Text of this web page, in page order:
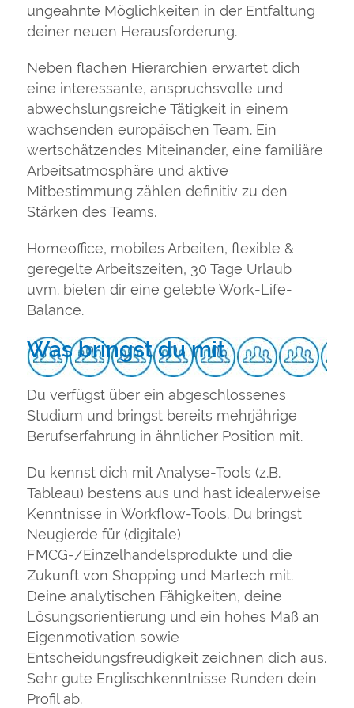
ungeahnte Möglichkeiten in der Entfaltung
deiner neuen Herausforderung.
Neben flachen Hierarchien erwartet dich
eine interessante, anspruchsvolle und
abwechslungsreiche Tätigkeit in einem
wachsenden europäischen Team. Ein
wertschätzendes Miteinander, eine familiäre
Arbeitsatmosphäre und aktive
Mitbestimmung zählen definitiv zu den
Stärken des Teams.
Homeoffice, mobiles Arbeiten, flexible &
geregelte Arbeitszeiten, 30 Tage Urlaub
uvm. bieten dir eine gelebte Work-Life-
Balance.
Was bringst du mit
Du verfügst über ein abgeschlossenes
Studium und bringst bereits mehrjährige
Berufserfahrung in ähnlicher Position mit.
Du kennst dich mit Analyse-Tools (z.B.
Tableau) bestens aus und hast idealerweise
Kenntnisse in Workflow-Tools. Du bringst
Neugierde für (digitale)
FMCG-/Einzelhandelsprodukte und die
Zukunft von Shopping und Martech mit.
Deine analytischen Fähigkeiten, deine
Lösungsorientierung und ein hohes Maß an
Eigenmotivation sowie
Entscheidungsfreudigkeit zeichnen dich aus.
Sehr gute Englischkenntnisse Runden dein
Profil ab.